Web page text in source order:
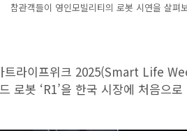
참관객들이 영인모빌리티의 로봇 시연을 살펴
트라이프위크 2025(Smart Life
로봇 ‘R1’을 한국 시장에 처음으